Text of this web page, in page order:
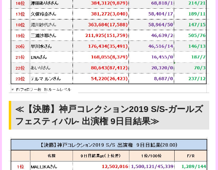
≪【決勝】神戸コレクション2019 S/S-ガールズ
フェスティバル- 出演権 9日目結果≫